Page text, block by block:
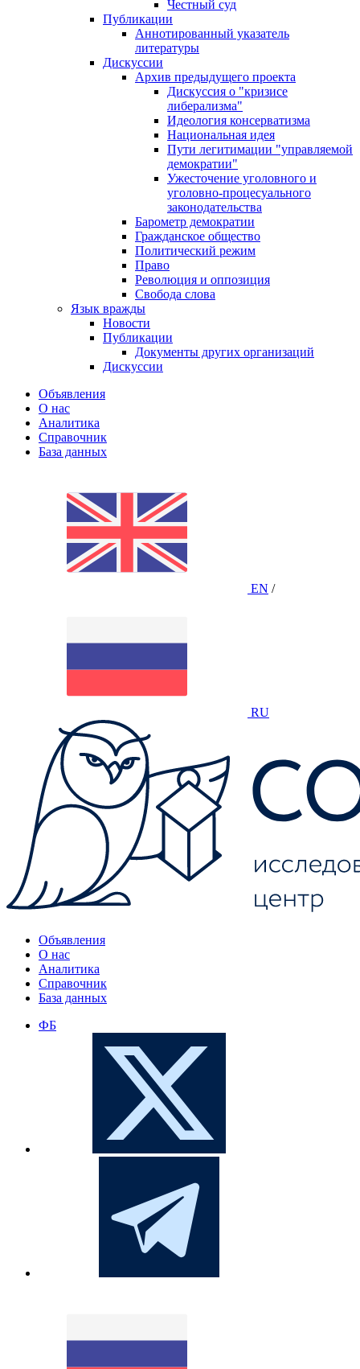
Честный суд
Публикации
Аннотированный указатель
литературы
Дискуссии
Архив предыдущего проекта
Дискуссия о "кризисе
либерализма"
Идеология консерватизма
Национальная идея
Пути легитимации "управляемой
демократии"
Ужесточение уголовного и
уголовно-процесуального
законодательства
Барометр демократии
Гражданское общество
Политический режим
Право
Революция и оппозиция
Свобода слова
Язык вражды
Новости
Публикации
Документы других организаций
Дискуссии
Объявления
О нас
Аналитика
Справочник
База данных
EN /
RU
Объявления
О нас
Аналитика
Справочник
База данных
ФБ